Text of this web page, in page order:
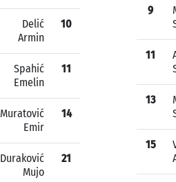
Delić
Armin
10
Spahić
Emelin
11
Muratović
Emir
14
Duraković
Mujo
21
9
11
13
15